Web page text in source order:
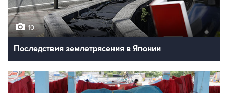
10
Последствия землетрясения в Японии